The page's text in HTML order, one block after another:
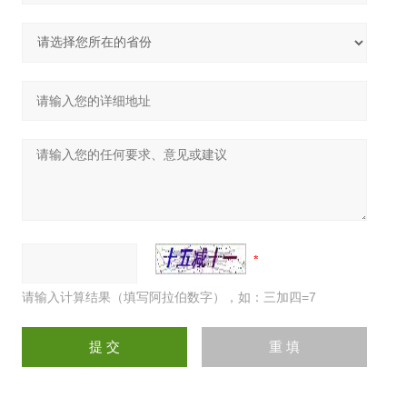
请输入计算结果（填写阿拉伯数字），如：三加四=7